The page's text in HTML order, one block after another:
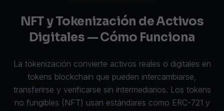
NFT y Tokenización de Activos
Digitales — Cómo Funciona
La tokenización convierte activos reales o digitales en
tokens blockchain que pueden intercambiarse,
transferirse y verificarse sin intermediarios. Los tokens
no fungibles (NFT) usan estándares como ERC-721 y